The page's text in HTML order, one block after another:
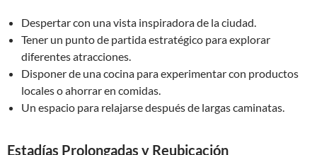
Despertar con una vista inspiradora de la ciudad.
Tener un punto de partida estratégico para explorar
diferentes atracciones.
Disponer de una cocina para experimentar con productos
locales o ahorrar en comidas.
Un espacio para relajarse después de largas caminatas.
Estadías Prolongadas y Reubicación